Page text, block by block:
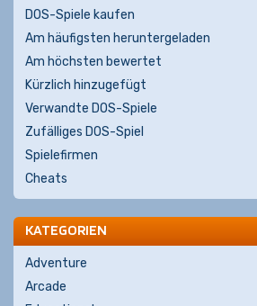
DOS-Spiele kaufen
Am häufigsten heruntergeladen
Am höchsten bewertet
Kürzlich hinzugefügt
Verwandte DOS-Spiele
Zufälliges DOS-Spiel
Spielefirmen
Cheats
KATEGORIEN
Adventure
Arcade